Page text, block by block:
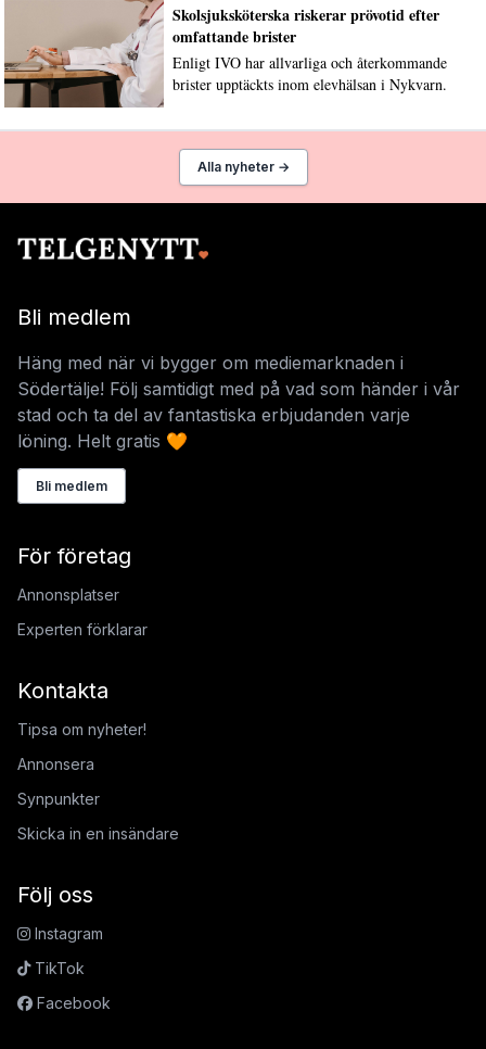
Skolsjuksköterska riskerar prövotid efter
omfattande brister
Enligt IVO har allvarliga och återkommande
brister upptäckts inom elevhälsan i Nykvarn.
Alla nyheter →
Bli medlem
Häng med när vi bygger om mediemarknaden i
Södertälje! Följ samtidigt med på vad som händer i vår
stad och ta del av fantastiska erbjudanden varje
löning. Helt gratis 🧡
Bli medlem
För företag
Annonsplatser
Experten förklarar
Kontakta
Tipsa om nyheter!
Annonsera
Synpunkter
Skicka in en insändare
Följ oss
Instagram
TikTok
Facebook